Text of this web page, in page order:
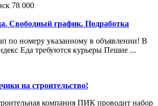
78 000
Свободный график. Подработка
по номеру указанному в объявлении! В
Еда требуются курьеры Пешие ...
на строительство!
компания ПИК проводит набор